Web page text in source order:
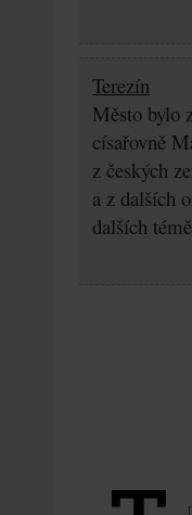
Terezín
Město bylo
císařovně
z českých
a z dalších
dalších